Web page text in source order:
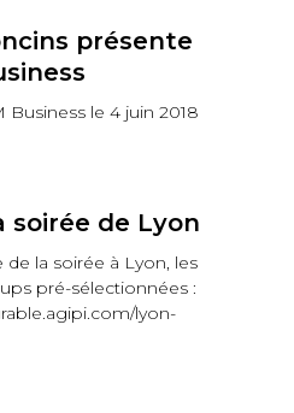
présente
Business le 4 juin 2018
soirée de Lyon
la soirée à Lyon, les
pré-sélectionnées :
lyon-